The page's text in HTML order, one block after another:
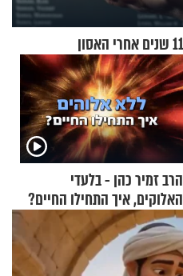
הרב זמיר כהן - בלעדי
האלוקים, איך התחילו החיים?